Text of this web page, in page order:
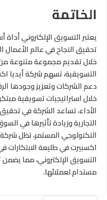
الخاتمة
يعتبر التسويق الإلكتروني
تحقيق النجاح في عالم الأعمال
خلال تقديم مجموعة متنوعة
التسويقية، تسهم شركة أيديا
دعم الشركات وتعزيز وجودها
خلال استراتيجيات تسويقية
الأداء، تساعد الشركة في
التجارية وزيادة تأثيرها في
التكنولوجي المستمر، تظل شركة
اكسبيرت في طليعة الابتكارات
التسويق الإلكتروني، مما
مستدام لعملائها.